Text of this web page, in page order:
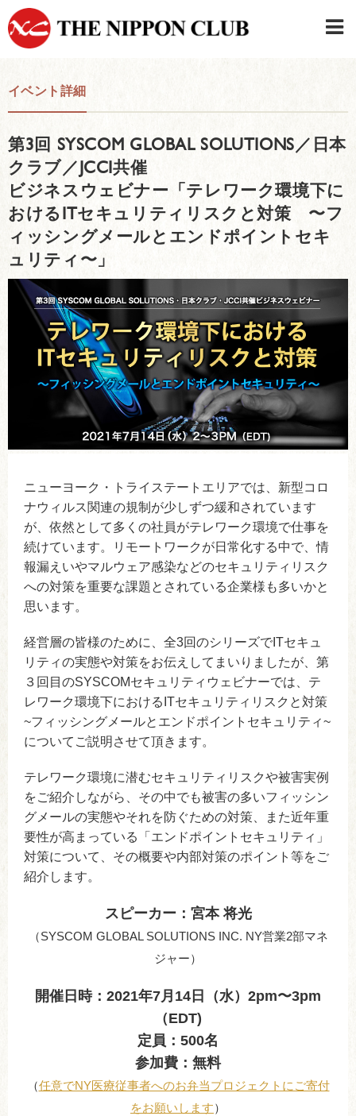
イベント詳細
第3回 SYSCOM GLOBAL SOLUTIONS／日本
クラブ／JCCI共催
ビジネスウェビナー「テレワーク環境下に
おけるITセキュリティリスクと対策 〜フ
ィッシングメールとエンドポイントセキ
ュリティ〜」
ニューヨーク・トライステートエリアでは、新型コロ
ナウィルス関連の規制が少しずつ緩和されています
が、依然として多くの社員がテレワーク環境で仕事を
続けています。リモートワークが日常化する中で、情
報漏えいやマルウェア感染などのセキュリティリスク
への対策を重要な課題とされている企業様も多いかと
思います。
経営層の皆様のために、全3回のシリーズでITセキュ
リティの実態や対策をお伝えしてまいりましたが、第
３回目のSYSCOMセキュリティウェビナーでは、テ
レワーク環境下におけるITセキュリティリスクと対策
~フィッシングメールとエンドポイントセキュリティ~
についてご説明させて頂きます。
テレワーク環境に潜むセキュリティリスクや被害実例
をご紹介しながら、その中でも被害の多いフィッシン
グメールの実態やそれを防ぐための対策、また近年重
要性が高まっている「エンドポイントセキュリティ」
対策について、その概要や内部対策のポイント等をご
紹介します。
スピーカー：宮本 将光
（SYSCOM GLOBAL SOLUTIONS INC. NY営業2部マネ
ジャー）
開催日時：2021年7月14日（水）2pm〜3pm
（EDT)
定員：500名
参加費：無料
（任意でNY医療従事者へのお弁当プロジェクトにご寄付
をお願いします）
日本クラブメンバーログイン
連絡先・駐車場
はじめてご利用の方はこちら
›